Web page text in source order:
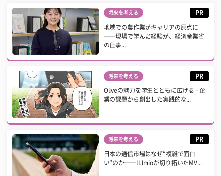
将来を考える PR
地域での農作業がキャリアの原点に
──現場で学んだ経験が、経済産業省
の仕事...
将来を考える PR
Oliveの魅力を学生とともに広げる - 企
業の課題から創出した実践的な...
将来を考える PR
日本の通信市場はなぜ“複雑で面白
い”のか──IIJmioが切り拓いたMV...